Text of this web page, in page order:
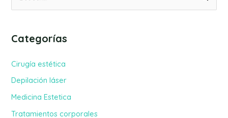
c
o
Categorías
Cirugía estética
Depilación láser
Medicina Estetica
Tratamientos corporales